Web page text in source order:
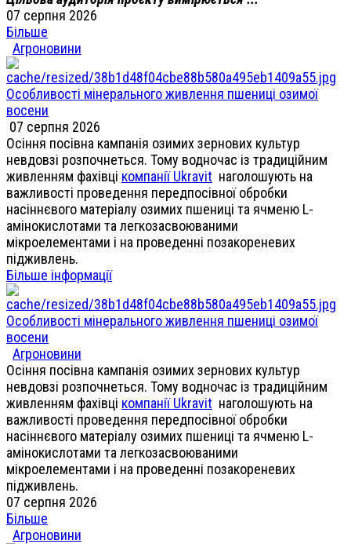
07 серпня 2026
Більше
Агроновини
Особливості мінерального живлення пшениці озимої
восени
07 серпня 2026
Осіння посівна кампанія озимих зернових культур
невдовзі розпочнеться. Тому водночас із традиційним
живленням фахівці компанії Ukravit наголошують на
важливості проведення передпосівної обробки
насіннєвого матеріалу озимих пшениці та ячменю L-
амінокислотами та легкозасвоюваними
мікроелементами і на проведенні позакореневих
підживлень.
Більше інформації
Особливості мінерального живлення пшениці озимої
восени
Агроновини
Осіння посівна кампанія озимих зернових культур
невдовзі розпочнеться. Тому водночас із традиційним
живленням фахівці компанії Ukravit наголошують на
важливості проведення передпосівної обробки
насіннєвого матеріалу озимих пшениці та ячменю L-
амінокислотами та легкозасвоюваними
мікроелементами і на проведенні позакореневих
підживлень.
07 серпня 2026
Більше
Агроновини